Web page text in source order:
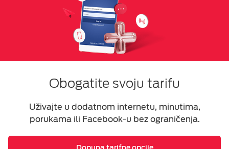
Obogatite svoju tarifu
Uživajte u dodatnom internetu, minutima,
porukama ili Facebook-u bez ograničenja.